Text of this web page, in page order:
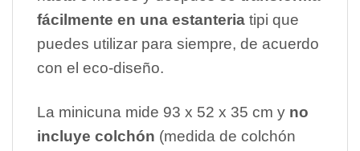
fácilmente en una estanteria tipi que
puedes utilizar para siempre, de acuerdo
con el eco-diseño.
La minicuna mide 93 x 52 x 35 cm y no
incluye colchón (medida de colchón